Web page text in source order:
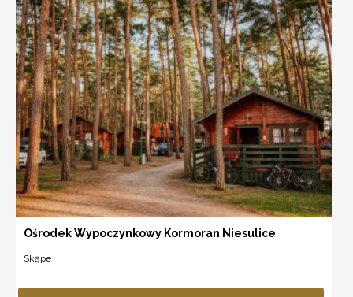
Ośrodek Wypoczynkowy Kormoran Niesulice
Skąpe